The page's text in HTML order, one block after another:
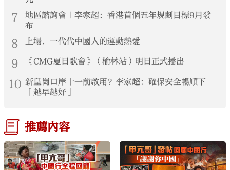
7
地區諮詢會｜李家超：香港首個五年規劃目標9月發
布
8 上場，一代代中國人的運動熱愛
9 《CMG夏日歌會》（榆林站）明日正式播出
10 新皇崗口岸十一前啟用？李家超：確保安全暢順下
「越早越好」
推薦內容